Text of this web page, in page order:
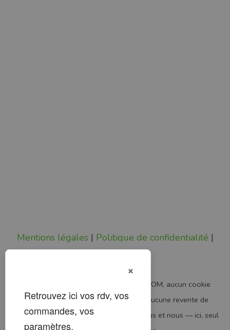
Mentions légales | Politique de confidentialité |
Status
Chez VETDOM, aucun cookie
publicitaire, aucun traceur analytique, aucune revente de
données. Votre navigation reste entre vous et nous — ici, seul
×